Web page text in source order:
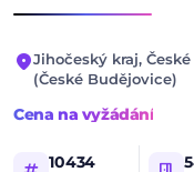
location_onJihočeský kraj,
(České Budějovice)
Cena na vyžádání
10434